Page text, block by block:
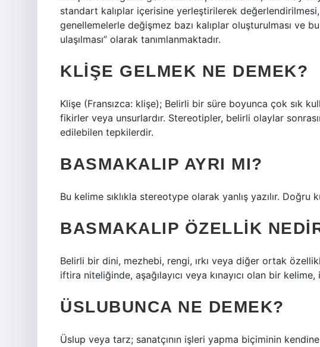
standart kalıplar içerisine yerleştirilerek değerlendirilmesi,
genellemelerle değişmez bazı kalıplar oluşturulması ve
ulaşılması” olarak tanımlanmaktadır.
KLIŞE GELMEK NE DEMEK?
Klişe (Fransızca: klişe); Belirli bir süre boyunca çok sık
fikirler veya unsurlardır. Stereotipler, belirli olaylar
edilebilen tepkilerdir.
BASMAKALIP AYRI MI?
Bu kelime sıklıkla stereotype olarak yanlış yazılır. Doğru
BASMAKALIP ÖZELLIK
Belirli bir dini, mezhebi, rengi, ırkı veya diğer ortak
iftira niteliğinde, aşağılayıcı veya kınayıcı olan bir
ÜSLUBUNCA NE DEMEK?
Üslup veya tarz; sanatçının işleri yapma biçiminin